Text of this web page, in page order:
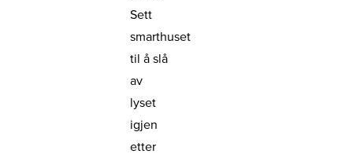
Sett
smarthuset
til å slå
av
lyset
igjen
etter